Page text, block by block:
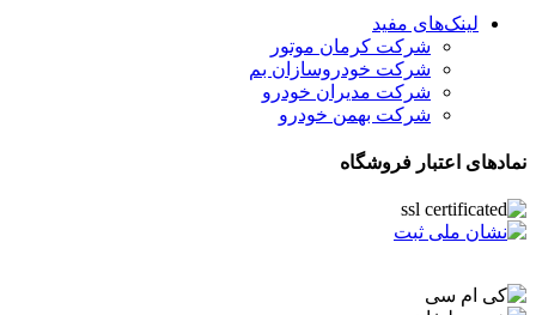
لینک‌های مفید
شرکت کرمان موتور
شرکت خودروسازان بم
شرکت مدیران خودرو
شرکت بهمن خودرو
نمادهای اعتبار فروشگاه